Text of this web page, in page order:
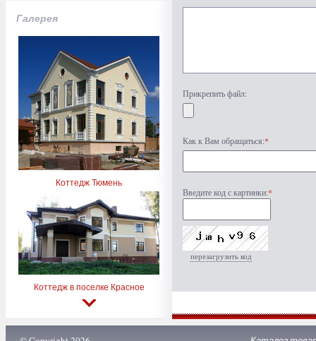
Галерея
Коттедж Тюмень
Коттедж в поселке Красное
Прикрепить файл:
Как к Вам обращаться:*
Введите код с картинки:*
перезагрузить код